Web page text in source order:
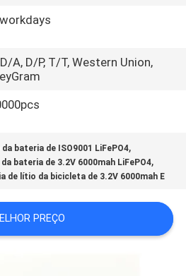
A, D/P, T/T, Western Union,
da bateria de ISO9001 LiFePO4,
bateria de 3.2V 6000mah LiFePO4,
de lítio da bicicleta de 3.2V 6000mah E
PREÇO